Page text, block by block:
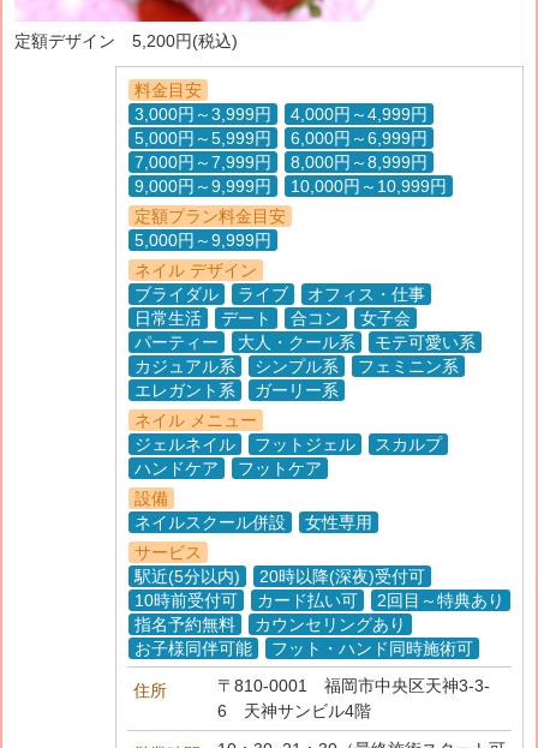
定額デザイン 5,200円(税込)
料金目安
3,000円～3,999円
4,000円～4,999円
5,000円～5,999円
6,000円～6,999円
7,000円～7,999円
8,000円～8,999円
9,000円～9,999円
10,000円～10,999円
定額プラン料金目安
5,000円～9,999円
ネイル デザイン
ブライダル
ライブ
オフィス・仕事
日常生活
デート 合コン
女子会
パーティー
大人・クール系
モテ可愛い系
カジュアル系
シンプル系
フェミニン系
エレガント系
ガーリー系
ネイル メニュー
ジェルネイル
フットジェル
スカルプ
ハンドケア
フットケア
設備
ネイルスクール併設
女性専用
サービス
駅近(5分以内)
20時以降(深夜)受付可
10時前受付可
カード払い可
2回目～特典あり
指名予約無料
カウンセリングあり
お子様同伴可能
フット・ハンド同時施術可
住所 〒810-0001 福岡市中央区天神3-3-
6 天神サンビル4階